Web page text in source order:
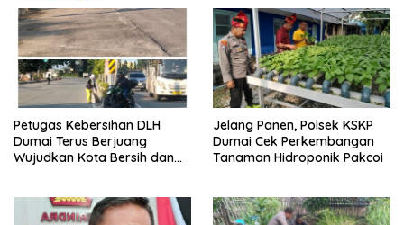
Petugas Kebersihan DLH
Dumai Terus Berjuang
Wujudkan Kota Bersih dan
Jelang Panen, Polsek KSKP
Dumai Cek Perkembangan
Tanaman Hidroponik Pakcoi